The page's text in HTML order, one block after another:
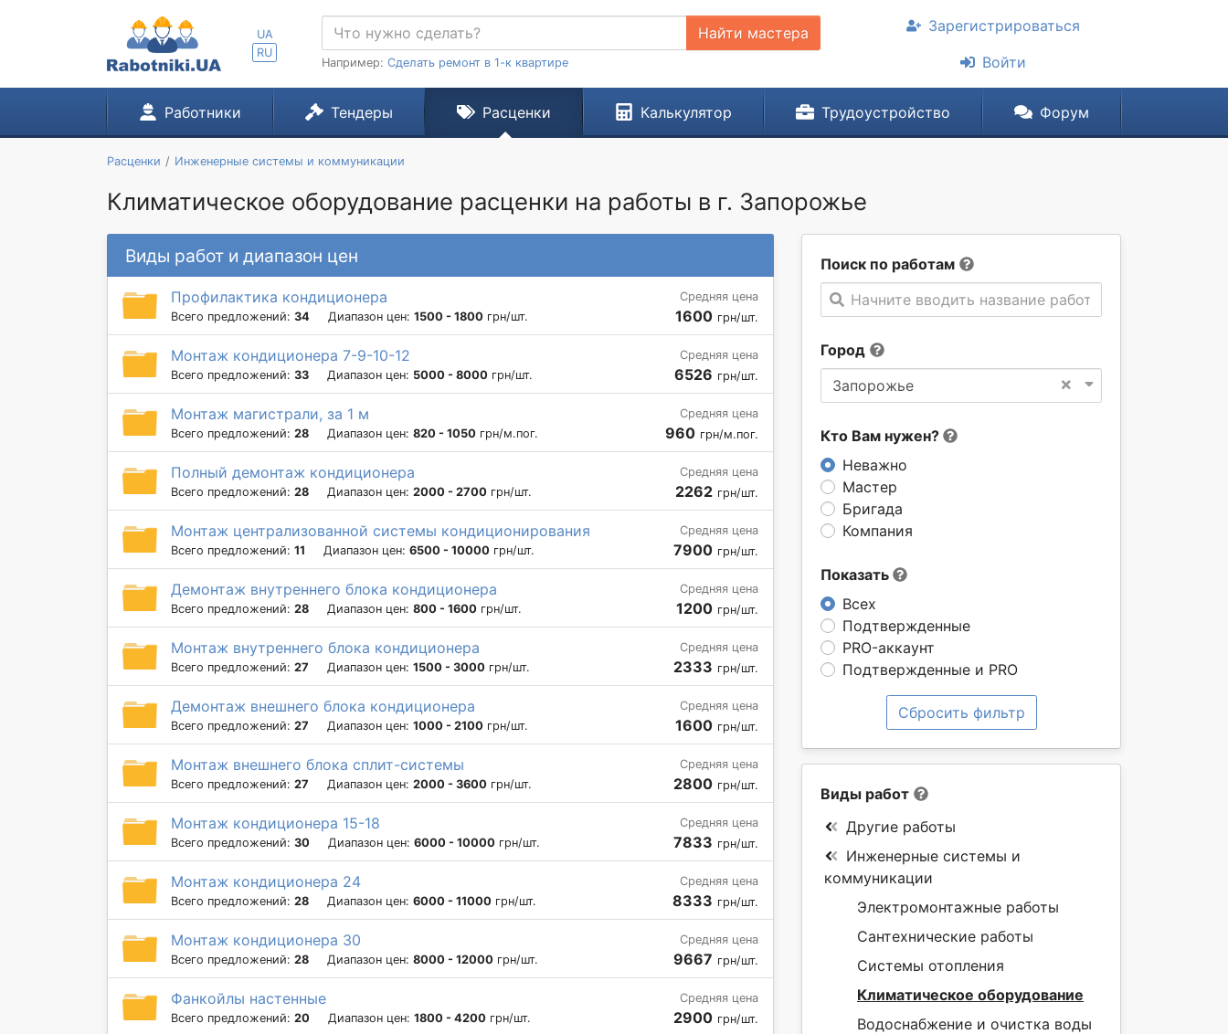
UA
RU
Найти мастера
Например: Сделать ремонт в 1-к квартире
Зарегистрироваться
Войти
Работники Тендеры Расценки Калькулятор Трудоустройство Форум
Расценки Инженерные системы и коммуникации
Климатическое оборудование расценки на работы в г. Запорожье
Поиск по работам
Начните вводить название работы
Город
×
Запорожье
Кто Вам нужен?
Неважно
Мастер
Бригада
Компания
Показать
Всех
Подтвержденные
PRO-аккаунт
Подтвержденные и PRO
Сбросить фильтр
Виды работ и диапазон цен
Профилактика кондиционера
Всего предложений: 34 Диапазон цен: 1500 - 1800 грн/шт.
Средняя цена
1600 грн/шт.
Монтаж кондиционера 7-9-10-12
Всего предложений: 33 Диапазон цен: 5000 - 8000 грн/шт.
Средняя цена
6526 грн/шт.
Монтаж магистрали, за 1 м
Всего предложений: 28 Диапазон цен: 820 - 1050 грн/м.пог.
Средняя цена
960 грн/м.пог.
Полный демонтаж кондиционера
Всего предложений: 28 Диапазон цен: 2000 - 2700 грн/шт.
Средняя цена
2262 грн/шт.
Монтаж централизованной системы кондиционирования
Всего предложений: 11 Диапазон цен: 6500 - 10000 грн/шт.
Средняя цена
7900 грн/шт.
Демонтаж внутреннего блока кондиционера
Всего предложений: 28 Диапазон цен: 800 - 1600 грн/шт.
Средняя цена
1200 грн/шт.
Монтаж внутреннего блока кондиционера
Всего предложений: 27 Диапазон цен: 1500 - 3000 грн/шт.
Средняя цена
2333 грн/шт.
Демонтаж внешнего блока кондиционера
Всего предложений: 27 Диапазон цен: 1000 - 2100 грн/шт.
Средняя цена
1600 грн/шт.
Монтаж внешнего блока сплит-системы
Всего предложений: 27 Диапазон цен: 2000 - 3600 грн/шт.
Средняя цена
2800 грн/шт.
Монтаж кондиционера 15-18
Всего предложений: 30 Диапазон цен: 6000 - 10000 грн/шт.
Средняя цена
7833 грн/шт.
Монтаж кондиционера 24
Всего предложений: 28 Диапазон цен: 6000 - 11000 грн/шт.
Средняя цена
8333 грн/шт.
Монтаж кондиционера 30
Всего предложений: 28 Диапазон цен: 8000 - 12000 грн/шт.
Средняя цена
9667 грн/шт.
Фанкойлы настенные
Всего предложений: 20 Диапазон цен: 1800 - 4200 грн/шт.
Средняя цена
2900 грн/шт.
Виды работ
Другие работы
Инженерные системы и
коммуникации
Электромонтажные работы
Сантехнические работы
Системы отопления
Климатическое оборудование
Водоснабжение и очистка воды